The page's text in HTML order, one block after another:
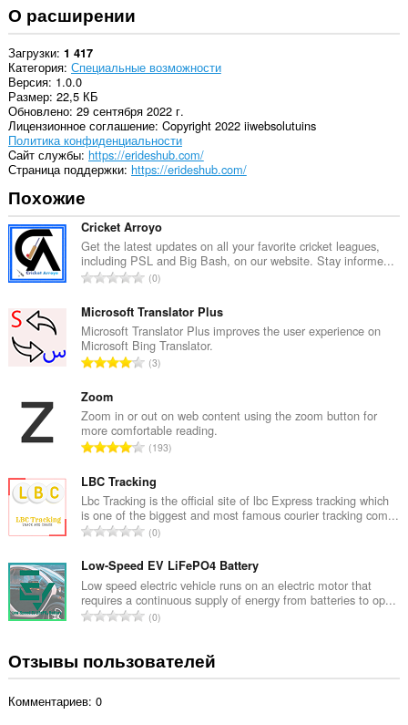
О расширении
Загрузки 1 417
Категория Специальные возможности
Версия 1.0.0
Размер 22,5 КБ
Обновлено 29 сентября 2022 г.
Лицензионное соглашение Copyright 2022 iiwebsolutuins
Политика конфиденциальности
Cайт службы https://erideshub.com/
Страница поддержки https://erideshub.com/
Похожие
Cricket Arroyo
Get the latest updates on all your favorite cricket leagues,
including PSL and Big Bash, on our website. Stay informe...
В
е
г
о
о
н
о
к
:
0
Microsoft Translator Plus
Microsoft Translator Plus improves the user experience on
Microsoft Bing Translator.
В
г
о
о
е
н
о
к
3
Zoom
Zoom in or out on web content using the zoom button for
more comfortable reading.
В
е
г
о
о
е
н
о
к
193
LBC Tracking
Lbc Tracking is the official site of lbc Express tracking which
is one of the biggest and most famous courier tracking com...
В
е
г
о
о
е
н
0
Low-Speed EV LiFePO4 Battery
Low speed electric vehicle runs on an electric motor that
requires a continuous supply of energy from batteries to op...
В
г
0
Отзывы пользователей
Комментариев: 0